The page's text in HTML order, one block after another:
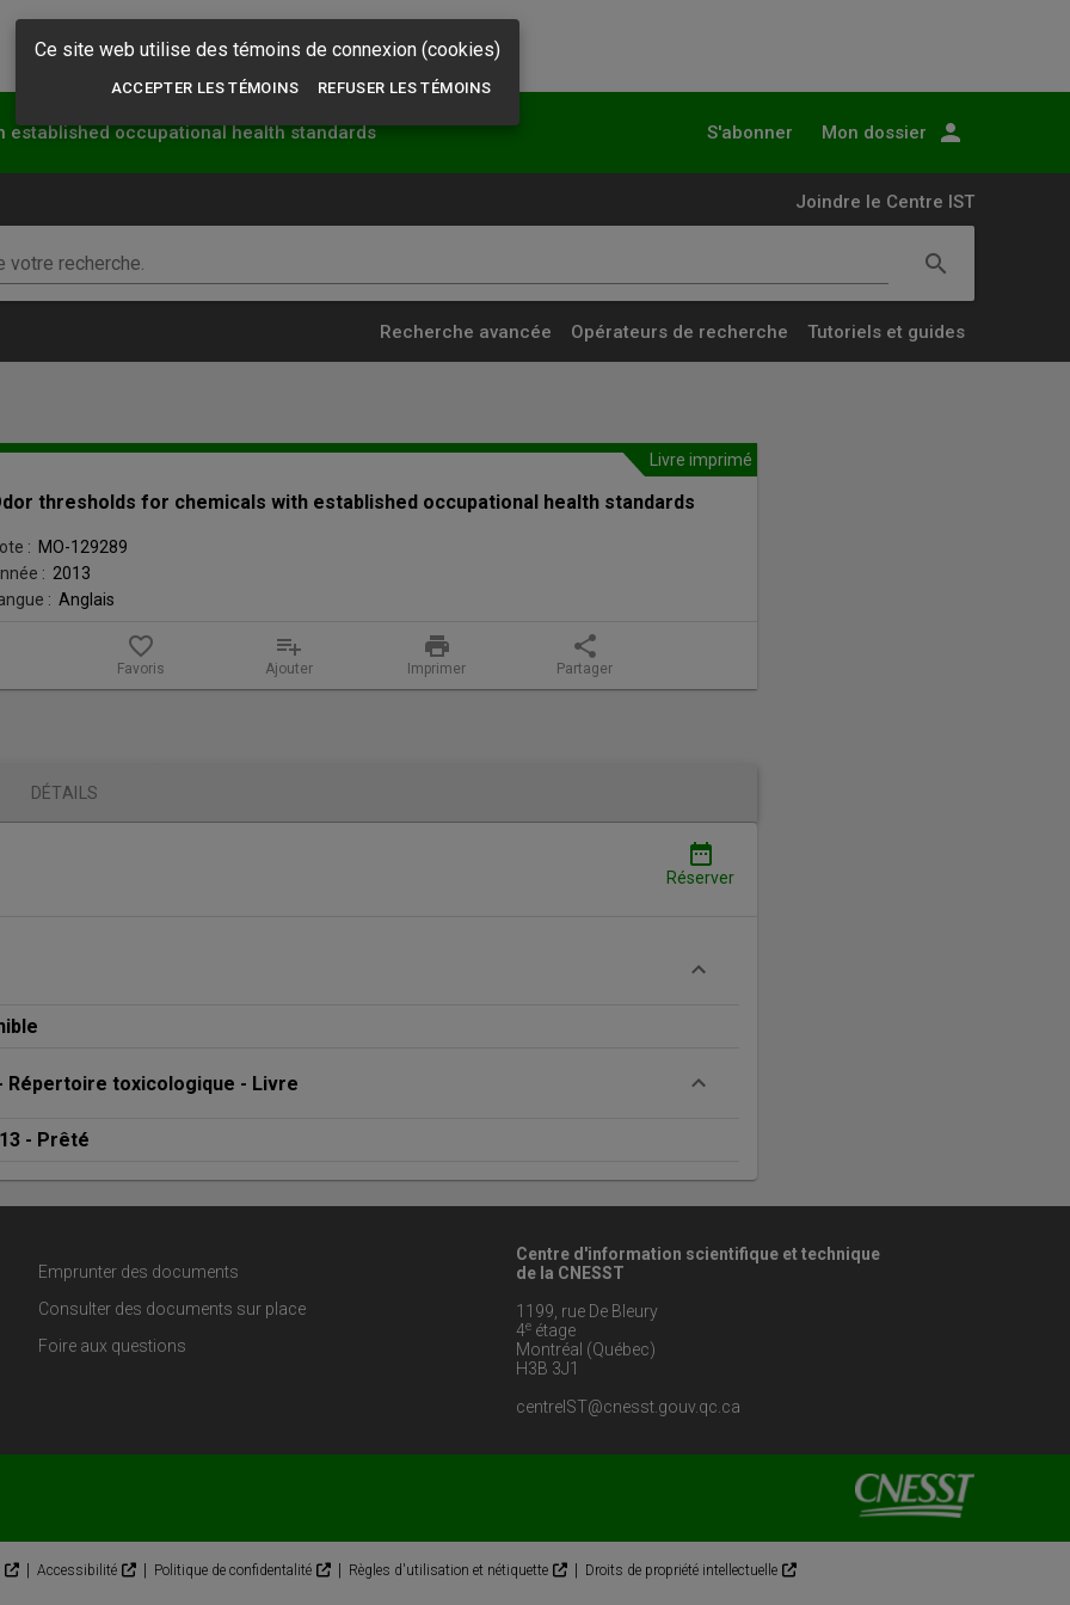
established occupational health standards S'abonner Mon dossier person
Joindre le Centre IST
recherche. searchLancer
la
recherche
Recherche avancée Opérateurs de recherche Tutoriels et guides
Livre imprimé
thresholds for chemicals with established occupational health standards
: MO-129289
: 2013
: Anglais
favorite_border
Favoris
playlist_add
Ajouter
print
Imprimer
share
Partager
DÉTAILS
date_range
Réserver
Répertoire toxicologique - Livre
- Prêté
Emprunter des documents
Consulter des documents sur place
Foire aux questions
Centre d'information scientifique et technique
de la CNESST
1199, rue De Bleury
4eétage
Montréal (Québec)
H3B 3J1
centreIST@cnesst.gouv.qc.ca
Accessibilité Politique de confidentalité Règles d'utilisation et nétiquette Droits de propriété intellectuelle
Ce site web utilise des témoins de connexion (cookies)
ACCEPTER LES TÉMOINS REFUSER LES TÉMOINS